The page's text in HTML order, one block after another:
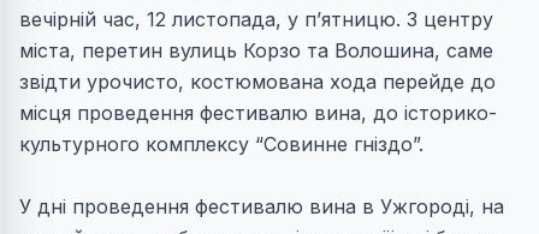
вечірній час, 12 листопада, у п’ятницю. З центру
міста, перетин вулиць Корзо та Волошина, саме
звідти урочисто, костюмована хода перейде до
місця проведення фестивалю вина, до історико-
культурного комплексу “Совинне гніздо”.
У дні проведення фестивалю вина в Ужгороді, на